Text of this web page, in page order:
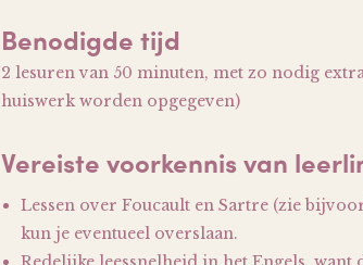
Benodigde tijd
2 lesuren van 50 minuten, met zo nodig
huiswerk worden opgegeven)
Vereiste voorkennis van
Lessen over Foucault en Sartre (zie
kun je eventueel overslaan.